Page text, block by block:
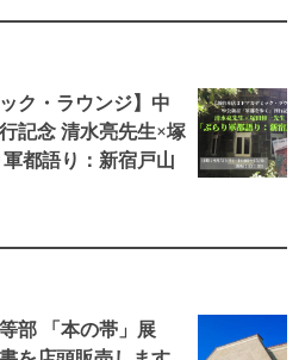
ク・ラウンジ】中
記念 清水亮先生×塚
都語り：新宿戸山
部 「本の帯」展